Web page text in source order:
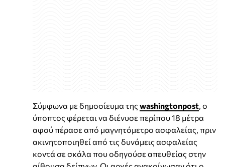
Σύμφωνα με δημοσίευμα της washingtonpost , ο
ύποπτος φέρεται να διένυσε περίπου 18 μέτρα
αφού πέρασε από μαγνητόμετρο ασφαλείας, πριν
ακινητοποιηθεί από τις δυνάμεις ασφαλείας
κοντά σε σκάλα που οδηγούσε απευθείας στην